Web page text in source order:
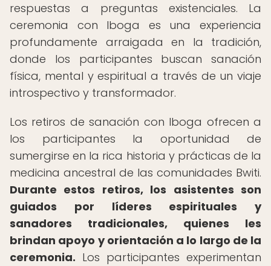
respuestas a preguntas existenciales. La
ceremonia con Iboga es una experiencia
profundamente arraigada en la tradición,
donde los participantes buscan sanación
física, mental y espiritual a través de un viaje
introspectivo y transformador.
Los retiros de sanación con Iboga ofrecen a
los participantes la oportunidad de
sumergirse en la rica historia y prácticas de la
medicina ancestral de las comunidades Bwiti.
Durante estos retiros, los asistentes son
guiados por líderes espirituales y
sanadores tradicionales, quienes les
brindan apoyo y orientación a lo largo de la
ceremonia. Los participantes experimentan